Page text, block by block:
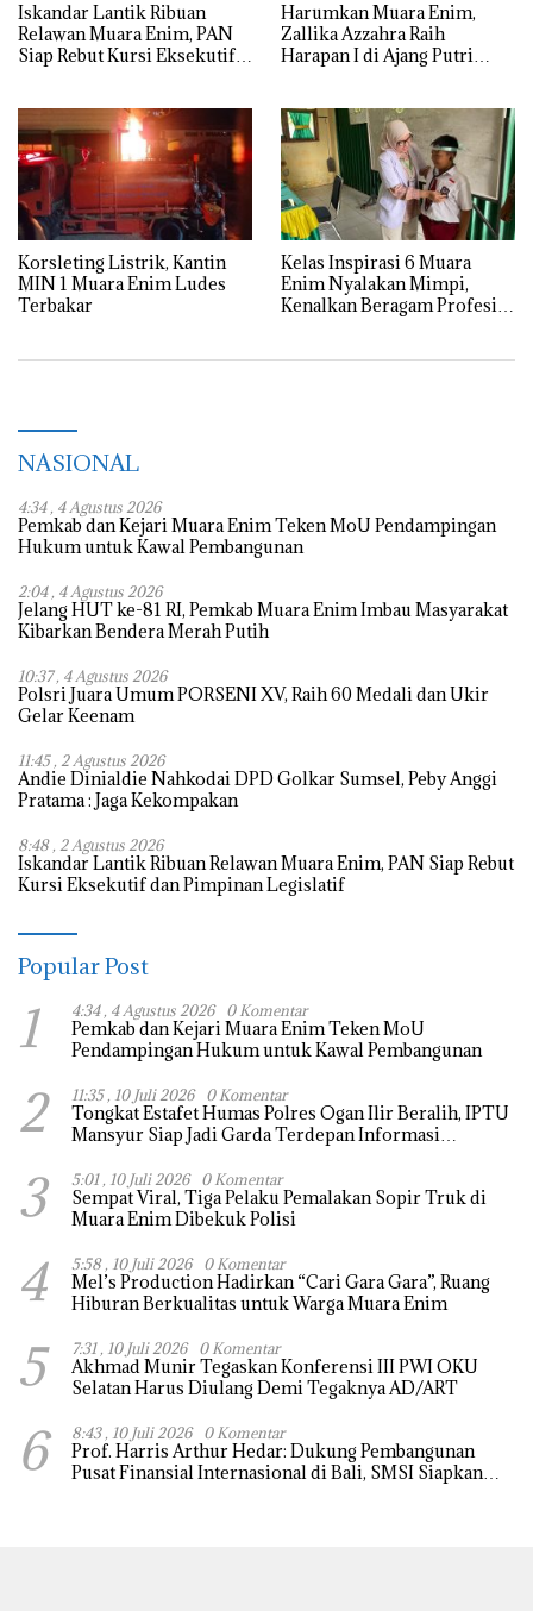
Iskandar Lantik Ribuan
Relawan Muara Enim, PAN
Siap Rebut Kursi Eksekutif
Harumkan Muara Enim,
Zallika Azzahra Raih
Harapan I di Ajang Putri
Korsleting Listrik, Kantin
MIN 1 Muara Enim Ludes
Terbakar
Kelas Inspirasi 6 Muara
Enim Nyalakan Mimpi,
Kenalkan Beragam Profesi
NASIONAL
4:34 , 4 Agustus 2026
Pemkab dan Kejari Muara Enim Teken MoU Pendampingan
Hukum untuk Kawal Pembangunan
2:04 , 4 Agustus 2026
Jelang HUT ke-81 RI, Pemkab Muara Enim Imbau Masyarakat
Kibarkan Bendera Merah Putih
10:37 , 4 Agustus 2026
Polsri Juara Umum PORSENI XV, Raih 60 Medali dan Ukir
Gelar Keenam
11:45 , 2 Agustus 2026
Andie Dinialdie Nahkodai DPD Golkar Sumsel, Peby Anggi
Pratama : Jaga Kekompakan
8:48 , 2 Agustus 2026
Iskandar Lantik Ribuan Relawan Muara Enim, PAN Siap Rebut
Kursi Eksekutif dan Pimpinan Legislatif
Popular Post
1 4:34 , 4 Agustus 2026 0 Komentar
Pemkab dan Kejari Muara Enim Teken MoU
Pendampingan Hukum untuk Kawal Pembangunan
2 11:35 , 10 Juli 2026 0 Komentar
Tongkat Estafet Humas Polres Ogan Ilir Beralih, IPTU
Mansyur Siap Jadi Garda Terdepan Informasi
3 5:01 , 10 Juli 2026 0 Komentar
Sempat Viral, Tiga Pelaku Pemalakan Sopir Truk di
Muara Enim Dibekuk Polisi
4 5:58 , 10 Juli 2026 0 Komentar
Mel’s Production Hadirkan “Cari Gara Gara”, Ruang
Hiburan Berkualitas untuk Warga Muara Enim
5 7:31 , 10 Juli 2026 0 Komentar
Akhmad Munir Tegaskan Konferensi III PWI OKU
Selatan Harus Diulang Demi Tegaknya AD/ART
6 8:43 , 10 Juli 2026 0 Komentar
Prof. Harris Arthur Hedar: Dukung Pembangunan
Pusat Finansial Internasional di Bali, SMSI Siapkan